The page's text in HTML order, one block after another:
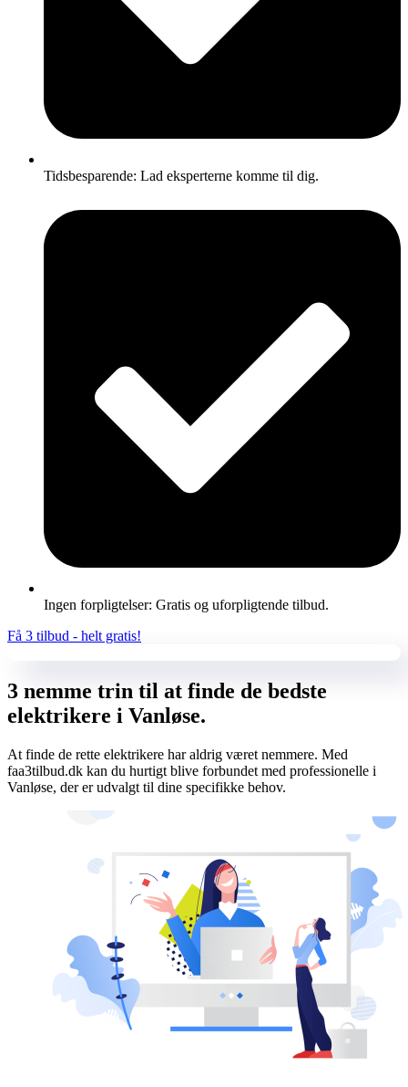
Tidsbesparende: Lad eksperterne komme til dig.
Ingen forpligtelser: Gratis og uforpligtende tilbud.
Få 3 tilbud - helt gratis!
3 nemme trin til at finde de bedste
elektrikere i Vanløse.
At finde de rette elektrikere har aldrig været nemmere. Med
faa3tilbud.dk kan du hurtigt blive forbundet med professionelle i
Vanløse, der er udvalgt til dine specifikke behov.